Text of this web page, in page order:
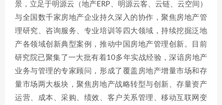
景，立足于明源云（地产ERP、明源云客、云链、云空间）
与全国数千家房地产企业持久深入的协作，聚焦房地产管
理研究、咨询服务、专业培训等四大领域，持续挖掘泛地
产各领域创新典型案例，推动中国房地产管理创新。目前
研究院已聚集了一大批有着10多年实战经验，深谙房地产
业务与管理的专家顾问，形成了覆盖房地产增量市场和存
量市场两大板块，聚焦房地产战略转型与创新、存量资产
运营、成本、采购、绩效、客户关系管理、移动互联网变